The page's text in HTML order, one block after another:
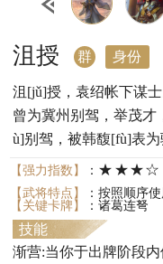
沮授 群 身份
沮[jǔ]授，袁绍帐下谋
曾为冀州别驾，举茂
ù]别驾，被韩馥[fù]表
为从事。经常对袁绍提
官渡之战时袁绍大败，
被曹操处死。
【强力指数】 ： ★★★☆
【武将特点】
：按照顺序使用手牌可
【关键卡牌】
：诸葛连弩
技能
渐营:当你于出牌阶段